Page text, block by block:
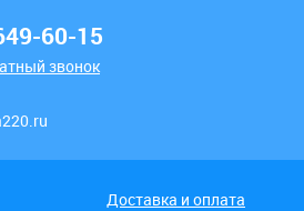
60-15
звонок
Доставка и оплата